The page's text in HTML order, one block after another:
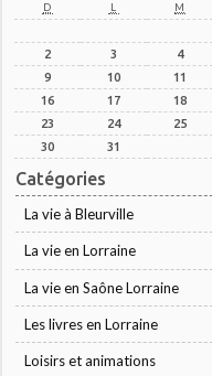
D L M
2
3 4
9
10 11
16
17 18
23
24 25
30
31
Catégories
La vie à Bleurville
La vie en Lorraine
La vie en Saône Lorraine
Les livres en Lorraine
Loisirs et animations